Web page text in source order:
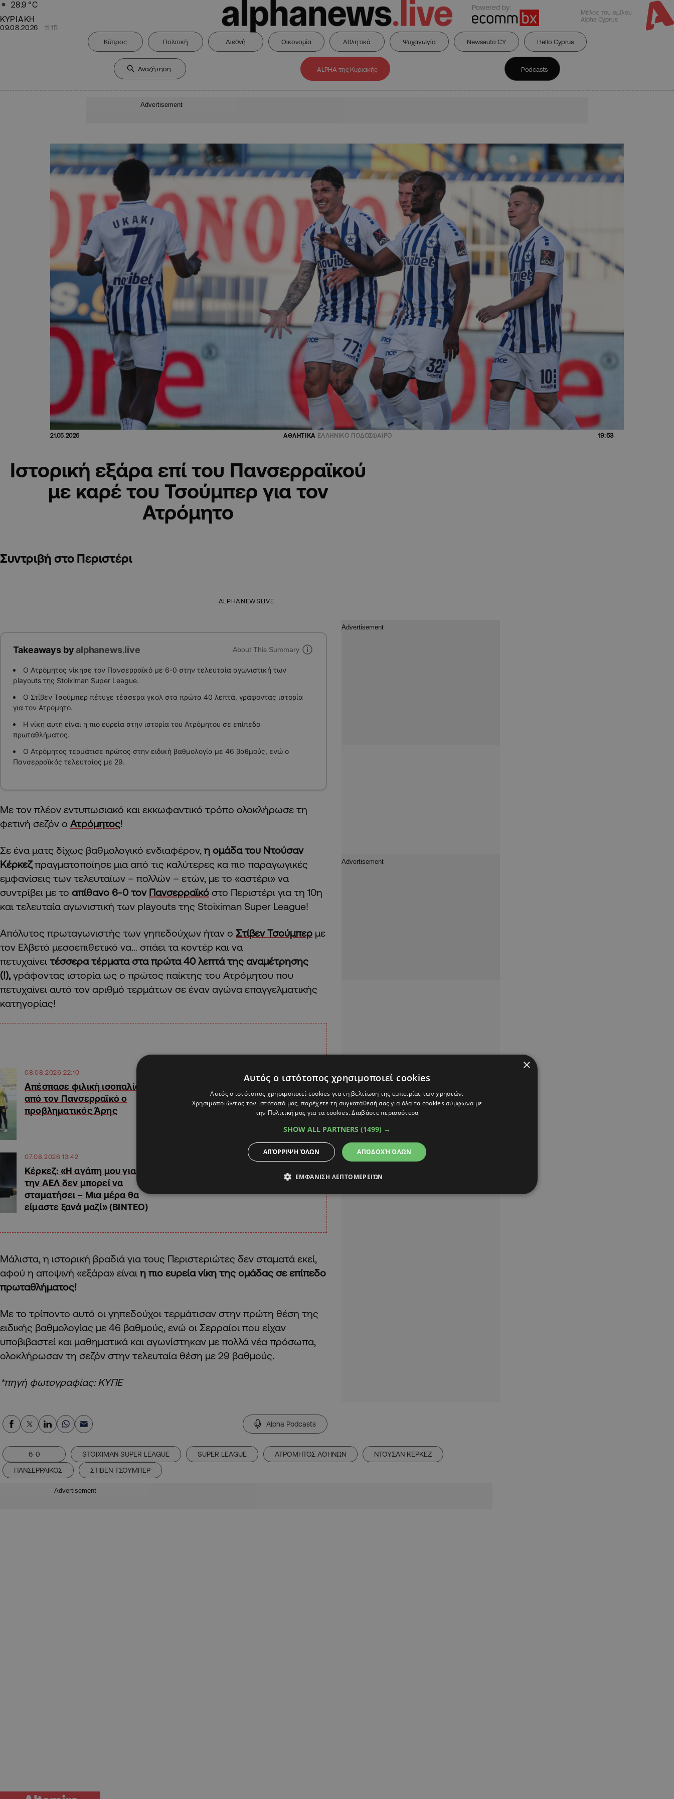
28.9 °C
ΚΥΡΙΑΚΗ
09.08.2026 11:15
Powered by:
Μέλος του ομίλου
Alpha Cyprus
Κύπρος Πολιτική Διεθνή Οικονομία Αθλητικά Ψυχαγωγία Newsauto CY Hello Cyprus
ALPHA της Κυριακής Podcasts
Advertisement
21.05.2026 ΑΘΛΗΤΙΚΑ ΕΛΛΗΝΙΚΟ ΠΟΔΟΣΦΑΙΡΟ 19:53
Ιστορική εξάρα επί του Πανσερραϊκού
με καρέ του Τσούμπερ για τον
Ατρόμητο
Συντριβή στο Περιστέρι
ALPHANEWSLIVE
Takeaways byalphanews.live About This Summary
Ο Ατρόμητος νίκησε τον Πανσερραϊκό με 6-0 στην τελευταία αγωνιστική των
playouts της Stoiximan Super League.
Ο Στίβεν Τσούμπερ πέτυχε τέσσερα γκολ στα πρώτα 40 λεπτά, γράφοντας ιστορία
για τον Ατρόμητο.
Η νίκη αυτή είναι η πιο ευρεία στην ιστορία του Ατρόμητου σε επίπεδο
πρωταθλήματος.
Ο Ατρόμητος τερμάτισε πρώτος στην ειδική βαθμολογία με 46 βαθμούς, ενώ ο
Πανσερραϊκός τελευταίος με 29.
Με τον πλέον εντυπωσιακό και εκκωφαντικό τρόπο ολοκλήρωσε τη
φετινή σεζόν ο Ατρόμητος!
Σε ένα ματς δίχως βαθμολογικό ενδιαφέρον, η ομάδα του Ντούσαν
Κέρκεζπραγματοποίησε μια από τις καλύτερες κα πιο παραγωγικές
εμφανίσεις των τελευταίων – πολλών – ετών, με το «αστέρι» να
συντρίβει με το απίθανο 6-0 τον Πανσερραϊκό στο Περιστέρι για τη 10η
και τελευταία αγωνιστική των playouts της Stoiximan Super League!
Απόλυτος πρωταγωνιστής των γηπεδούχων ήταν ο Στίβεν Τσούμπερ με
τον Ελβετό μεσοεπιθετικό να… σπάει τα κοντέρ και να
πετυχαίνει τέσσερα τέρματα στα πρώτα 40 λεπτά της αναμέτρησης
(!), γράφοντας ιστορία ως ο πρώτος παίκτης του Ατρόμητου που
πετυχαίνει αυτό τον αριθμό τερμάτων σε έναν αγώνα επαγγελματικής
κατηγορίας!
08.08.2026 22:10
Απέσπασε φιλική ισοπαλία
από τον Πανσερραϊκό ο
προβληματικός Άρης
07.08.2026 13:42
Κέρκεζ: «Η αγάπη μου για
την ΑΕΛ δεν μπορεί να
σταματήσει – Μια μέρα θα
είμαστε ξανά μαζί» (ΒΙΝΤΕΟ)
Μάλιστα, η ιστορική βραδιά για τους Περιστεριώτες δεν σταματά εκεί,
αφού η αποψινή «εξάρα» είναι η πιο ευρεία νίκη της ομάδας σε επίπεδο
πρωταθλήματος!
Με το τρίποντο αυτό οι γηπεδούχοι τερμάτισαν στην πρώτη θέση της
ειδικής βαθμολογίας με 46 βαθμούς, ενώ οι Σερραίοι που είχαν
υποβιβαστεί και μαθηματικά και αγωνίστηκαν με πολλά νέα πρόσωπα,
ολοκλήρωσαν τη σεζόν στην τελευταία θέση με 29 βαθμούς.
*πηγή φωτογραφίας: ΚΥΠΕ
Alpha Podcasts
6-0 STOIXIMAN SUPER LEAGUE SUPER LEAGUE ΑΤΡΟΜΗΤΟΣ ΑΘΗΝΩΝ
ΝΤΟΥΣΑΝ ΚΕΡΚΕΖ
ΠΑΝΣΕΡΡΑΙΚΟΣ
ΣΤΙΒΕΝ ΤΣΟΥΜΠΕΡ
Advertisement
×
Αυτός ο ιστότοπος χρησιμοποιεί cookies
Αυτός ο ιστότοπος χρησιμοποιεί cookies για τη βελτίωση της εμπειρίας των χρηστών.
Χρησιμοποιώντας τον ιστότοπό μας, παρέχετε τη συγκατάθεσή σας για όλα τα cookies σύμφωνα με
την Πολιτική μας για τα cookies.Διαβάστε περισσότερα
SHOW ALL PARTNERS (1499) →
ΑΠΟΔΟΧΉ ΌΛΩΝ
ΑΠΌΡΡΙΨΗ ΌΛΩΝ
ΕΜΦΆΝΙΣΗ ΛΕΠΤΟΜΕΡΕΙΏΝ